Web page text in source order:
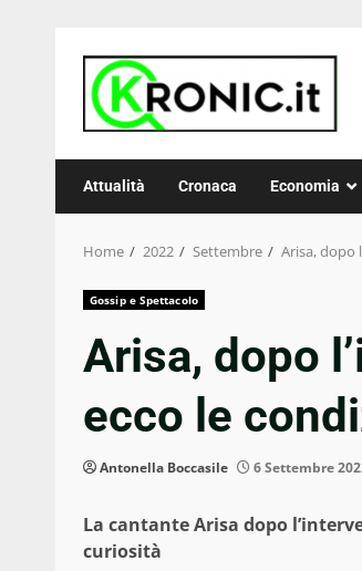
content
Attualità Cronaca Economia
Home 2022 Settembre Arisa, dopo
Gossip e Spettacolo
Arisa, dopo
ecco le
Antonella Boccasile 6 Settembre
La cantante Arisa dopo
curiosità